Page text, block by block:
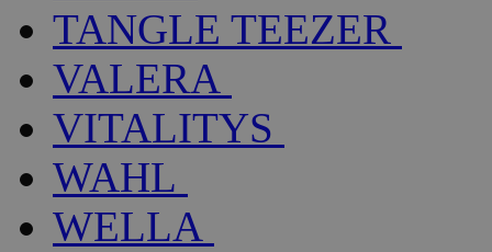
TANGLE TEEZER
VALERA
VITALITYS
WAHL
WELLA